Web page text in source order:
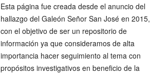
Esta página fue creada desde el anuncio del
hallazgo del Galeón Señor San José en 2015,
con el objetivo de ser un repositorio de
información ya que consideramos de alta
importancia hacer seguimiento al tema con
propósitos investigativos en beneficio de la